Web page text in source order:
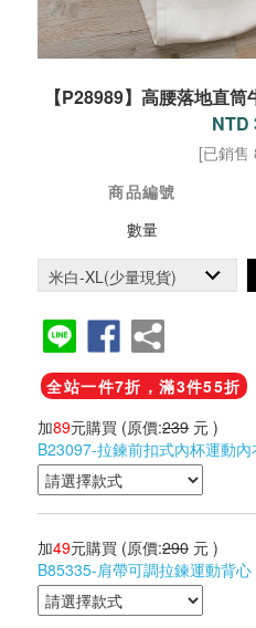
【P28989】高腰落地直
NTD
[已銷售
商品編號
數量
全站一件7折，滿3件55折
加89元購買 (原價:239 元 )
B23097-拉鍊前扣式內杯運動內
加49元購買 (原價:290 元 )
B85335-肩帶可調拉鍊運動背心